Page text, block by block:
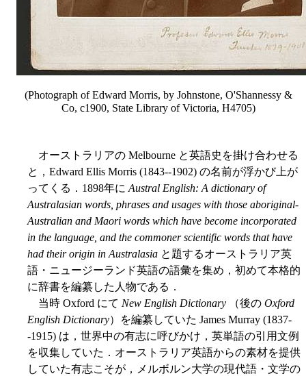
(Photograph of Edward Morris, by Johnstone, O'Shannessy &
Co, c1900, State Library of Victoria, H4705)
オーストラリアの Melbourne と英語史を掛け合わせる
と，Edward Ellis Morris (1843--1902) の名前が浮かび上が
ってくる．1898年に Austral English: A dictionary of
Australasian words, phrases and usages with those aboriginal-
Australian and Maori words which have become incorporated
in the language, and the commoner scientific words that have
had their origin in Australasia と題するオーストラリア英
語・ニュージーランド英語の語彙を集め，初めて本格的
に辞書を編纂した人物である．
当時 Oxford にて New English Dictionary （後の Oxford
English Dictionary）を編纂していた James Murray (1837-
-1915) は，世界中の有志に呼びかけ，英単語の引用文例
を収集していた．オーストラリア英語からの素材を提供
していた有志こそが，メルボルン大学の現代語・文学の